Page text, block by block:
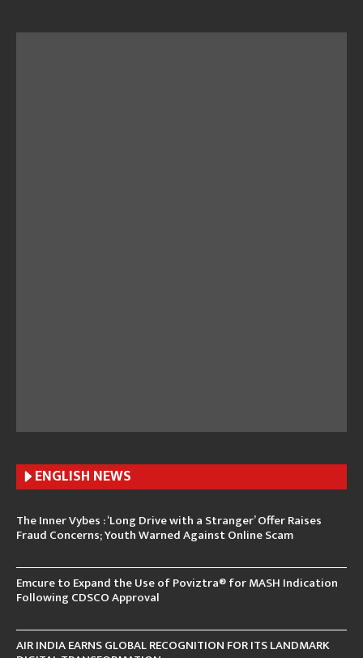
ENGLISH NEWS
The Inner Vybes : ‘Long Drive with a Stranger’ Offer Raises
Fraud Concerns; Youth Warned Against Online Scam
Emcure to Expand the Use of Poviztra® for MASH Indication
Following CDSCO Approval
AIR INDIA EARNS GLOBAL RECOGNITION FOR ITS LANDMARK